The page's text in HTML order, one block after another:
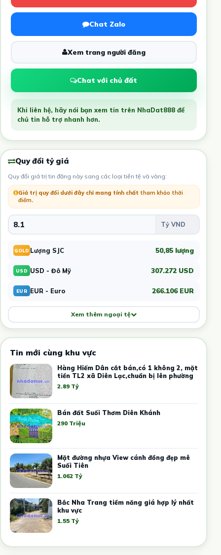
Chat Zalo
Xem trang người đăng
Chat với chủ đất
Khi liên hệ, hãy nói bạn xem tin trên NhaDat888 để
chủ tin hỗ trợ nhanh hơn.
Quy đổi tỷ giá
Quy đổi giá trị tin đăng này sang các loại tiền tệ và vàng:
Giá trị quy đổi dưới đây chỉ mang tính chất tham khảo thời
điểm.
GOLD Lượng SJC 50,85 lượng
USD USD - Đô Mỹ 307.272 USD
EUR EUR - Euro 266.106 EUR
Xem thêm ngoại tệ
Tin mới cùng khu vực
Hàng Hiếm Dân cắt bán,có 1 không 2, mặt
tiền TL2 xã Diên Lạc,chuẩn bị lên phường
2.89 Tỷ
Bán đất Suối Thơm Diên Khánh
290 Triệu
Mặt đường nhựa View cánh đồng đẹp mê
Suối Tiên
1.062 Tỷ
Bắc Nha Trang tiềm năng giá hợp lý nhất
khu vực
1.55 Tỷ